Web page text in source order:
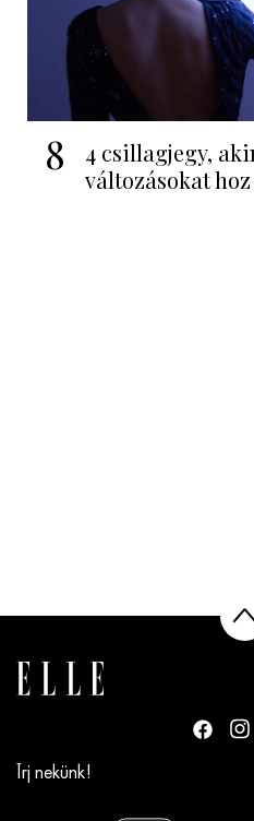
8
4 csillagjegy,
változásokat
Írj nekünk!